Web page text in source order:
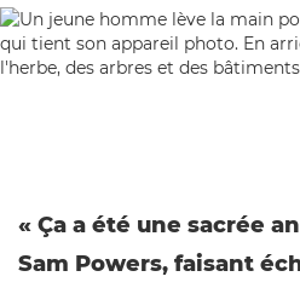
« Ça a été une sacrée
Sam Powers, faisant